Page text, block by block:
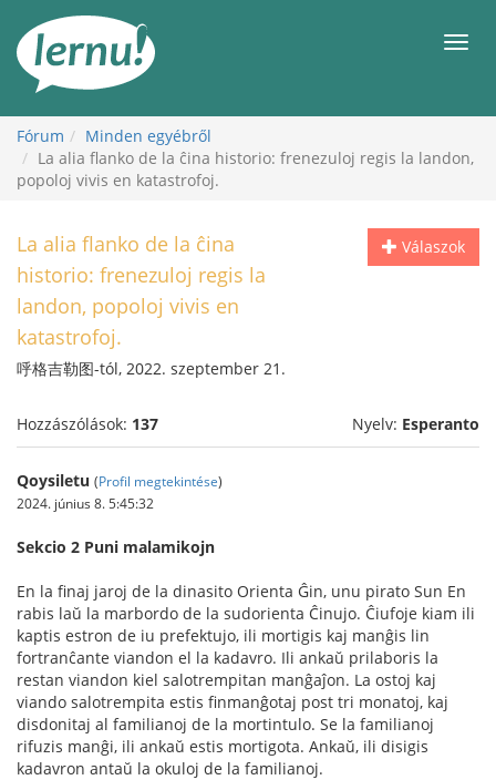
Fórum
Minden egyébről
La alia flanko de la ĉina historio: frenezuloj regis la landon,
popoloj vivis en katastrofoj.
Válaszok
La alia flanko de la ĉina
historio: frenezuloj regis la
landon, popoloj vivis en
katastrofoj.
呼格吉勒图-tól, 2022. szeptember 21.
Hozzászólások: 137 Nyelv: Esperanto
Qoysiletu (Profil megtekintése)
2024. június 8. 5:45:32
Sekcio 2 Puni malamikojn
En la finaj jaroj de la dinasito Orienta Ĝin, unu pirato Sun En
rabis laŭ la marbordo de la sudorienta Ĉinujo. Ĉiufoje kiam ili
kaptis estron de iu prefektujo, ili mortigis kaj manĝis lin
fortranĉante viandon el la kadavro. Ili ankaŭ prilaboris la
restan viandon kiel salotrempitan manĝaĵon. La ostoj kaj
viando salotrempita estis finmanĝotaj post tri monatoj, kaj
disdonitaj al familianoj de la mortintulo. Se la familianoj
rifuzis manĝi, ili ankaŭ estis mortigota. Ankaŭ, ili disigis
kadavron antaŭ la okuloj de la familianoj.